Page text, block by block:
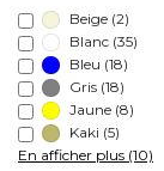
Beige (2)
Blanc (35)
Bleu (18)
Gris (18)
Jaune (8)
Kaki (5)
En afficher plus (10)